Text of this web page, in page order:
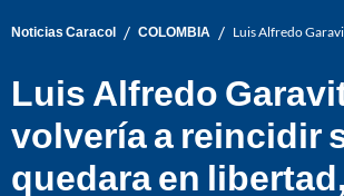
Noticias Caracol / COLOMBIA / Luis Alfredo
Luis Alfredo
volvería a reincidir
quedara en